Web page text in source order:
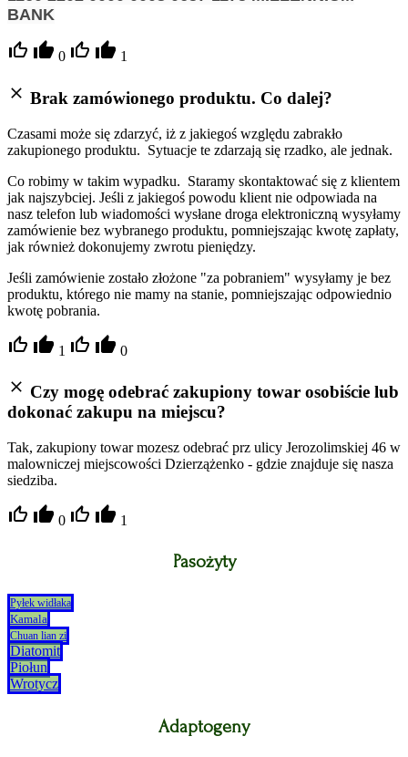
BANK
0 1
Brak zamówionego produktu. Co dalej?
Czasami może się zdarzyć, iż z jakiegoś względu zabrakło
zakupionego produktu. Sytuacje te zdarzają się rzadko, ale jednak.
Co robimy w takim wypadku. Staramy skontaktować się z klientem
jak najszybciej. Jeśli z jakiegoś powodu klient nie odpowiada na
nasz telefon lub wiadomości wysłane droga elektroniczną wysyłamy
zamówienie bez wybranego produktu, pomniejszając kwotę zapłaty,
jak również dokonujemy zwrotu pieniędzy.
Jeśli zamówienie zostało złożone "za pobraniem" wysyłamy je bez
produktu, którego nie mamy na stanie, pomniejszając odpowiednio
kwotę pobrania.
1 0
Czy mogę odebrać zakupiony towar osobiście lub
dokonać zakupu na miejscu?
Tak, zakupiony towar mozesz odebrać prz ulicy Jerozolimskiej 46 w
malowniczej miejscowości Dzierzążenko - gdzie znajduje się nasza
siedziba.
0 1
Pasożyty
Pyłek widłaka
Kamala
Chuan lian zi
Diatomit
Piołun
Wrotycz
Adaptogeny